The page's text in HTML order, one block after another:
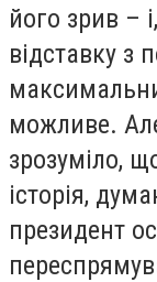
його зрив –
відставку з
можливе.
зрозуміло,
історія,
президент